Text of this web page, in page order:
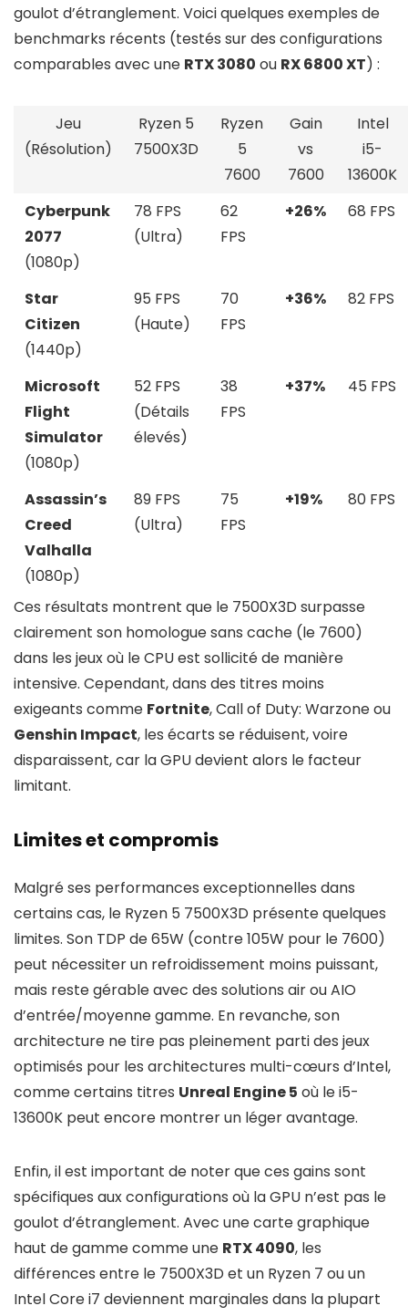
goulot d’étranglement. Voici quelques exemples de
benchmarks récents (testés sur des configurations
comparables avec une RTX 3080 ou RX 6800 XT) :
Jeu
(Résolution)
Ryzen 5
7500X3D
Ryzen
5
7600
Gain
vs
7600
Intel
i5-
13600K
Cyberpunk
2077
(1080p)
78 FPS
(Ultra)
62
FPS
+26% 68 FPS
Star
Citizen
(1440p)
95 FPS
(Haute)
70
FPS
+36% 82 FPS
Microsoft
Flight
Simulator
(1080p)
52 FPS
(Détails
élevés)
38
FPS
+37% 45 FPS
Assassin’s
Creed
Valhalla
(1080p)
89 FPS
(Ultra)
75
FPS
+19% 80 FPS
Ces résultats montrent que le 7500X3D surpasse
clairement son homologue sans cache (le 7600)
dans les jeux où le CPU est sollicité de manière
intensive. Cependant, dans des titres moins
exigeants comme Fortnite, Call of Duty: Warzone ou
Genshin Impact, les écarts se réduisent, voire
disparaissent, car la GPU devient alors le facteur
limitant.
Limites et compromis
Malgré ses performances exceptionnelles dans
certains cas, le Ryzen 5 7500X3D présente quelques
limites. Son TDP de 65W (contre 105W pour le 7600)
peut nécessiter un refroidissement moins puissant,
mais reste gérable avec des solutions air ou AIO
d’entrée/moyenne gamme. En revanche, son
architecture ne tire pas pleinement parti des jeux
optimisés pour les architectures multi-cœurs d’Intel,
comme certains titres Unreal Engine 5 où le i5-
13600K peut encore montrer un léger avantage.
Enfin, il est important de noter que ces gains sont
spécifiques aux configurations où la GPU n’est pas le
goulot d’étranglement. Avec une carte graphique
haut de gamme comme une RTX 4090, les
différences entre le 7500X3D et un Ryzen 7 ou un
Intel Core i7 deviennent marginales dans la plupart